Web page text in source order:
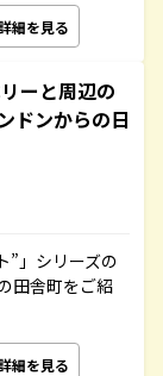
細を見る
ーと周辺の
ドンからの日
”」シリーズの
田舎町をご紹
細を見る